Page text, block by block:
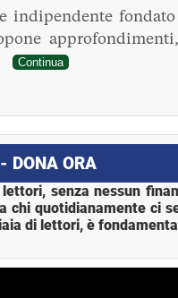
indipendente
Continua
DONA ORA
senza nessun
quotidianamente ci
di lettori, è